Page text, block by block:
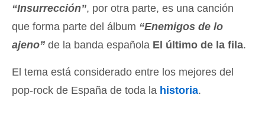
“Insurrección”, por otra parte, es una canción
que forma parte del álbum “Enemigos de lo
ajeno” de la banda española El último de la fila.
El tema está considerado entre los mejores del
pop-rock de España de toda la historia.